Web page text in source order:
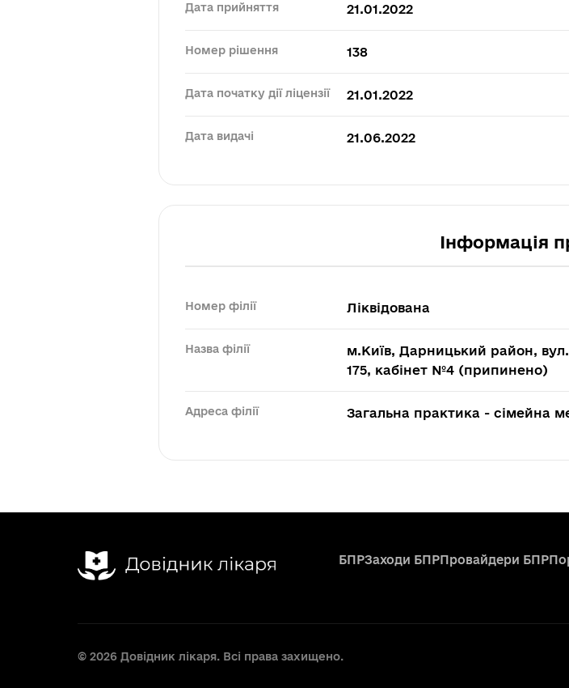
Дата прийняття 21.01.2022
Номер рішення 138
Дата початку дії ліцензії 21.01.2022
Дата видачі 21.06.2022
Інформація
Номер філії Ліквідована
Назва філії
м.Київ, Дарницький район,
175, кабінет №4 (припинено)
Адреса філії Загальна практика - сімейна
БПРЗаходи БПРПровайдери БПР
© 2026 Довідник лікаря. Всі права захищено.